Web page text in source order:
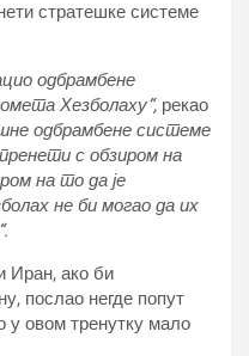
стратешке системе
одбрамбене
Хезболаху“, рекао
одбрамбене системе
с обзиром на
на то да је
не би могао да их
Иран, ако би
послао негде попут
у овом тренутку мало